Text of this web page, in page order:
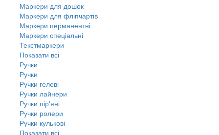
Маркери для дошок
Маркери для фліпчартів
Маркери перманентні
Маркери спеціальні
Текстмаркери
Показати всі
Ручки
Ручки
Ручки гелеві
Ручки лайнери
Ручки пір'яні
Ручки ролери
Ручки кулькові
Показати всі